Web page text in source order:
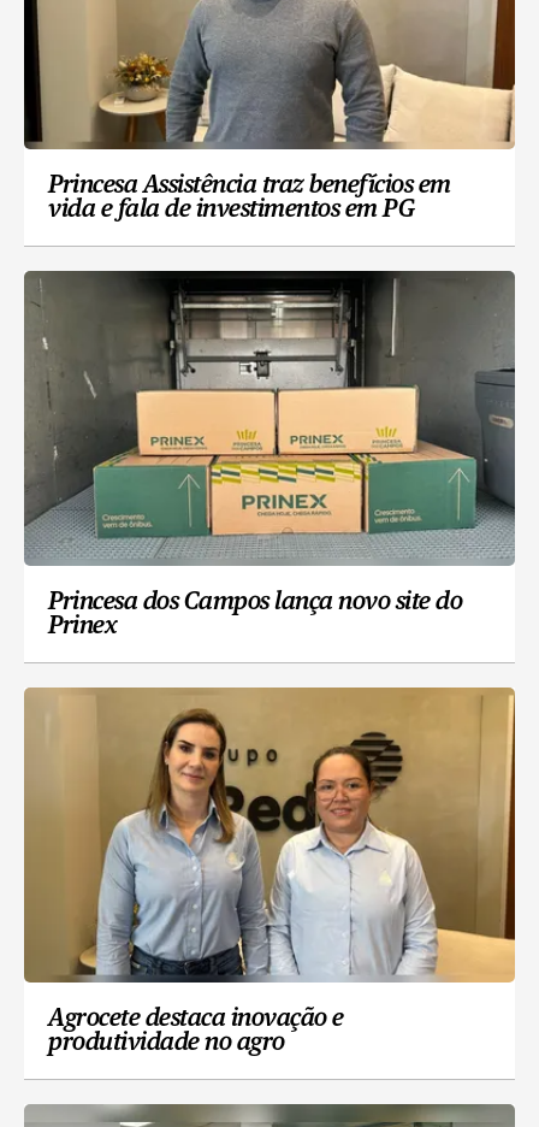
Princesa Assistência traz benefícios em
vida e fala de investimentos em PG
Princesa dos Campos lança novo site do
Prinex
Agrocete destaca inovação e
produtividade no agro